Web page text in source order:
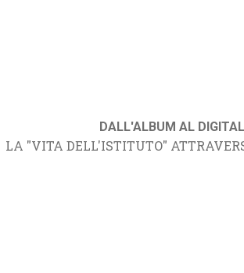
DALL'ALBUM AL
LA "VITA DELL'ISTITUTO"